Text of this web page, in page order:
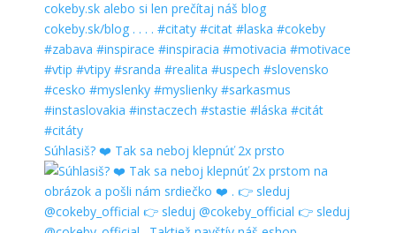
Súhlasiš? ❤️ Tak sa neboj klepnúť 2x prsto